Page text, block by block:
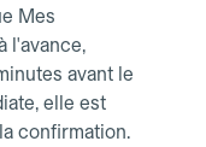
Mes
l'avance,
avant le
elle est
confirmation.